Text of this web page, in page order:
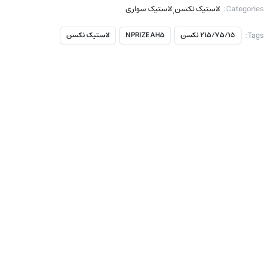
Categories: لاستیک نکسن,لاستیک سواری
Tags:
۲۱۵/۷۵/۱۵ نکسن NPRIZE AH5 لاستیک نکسن